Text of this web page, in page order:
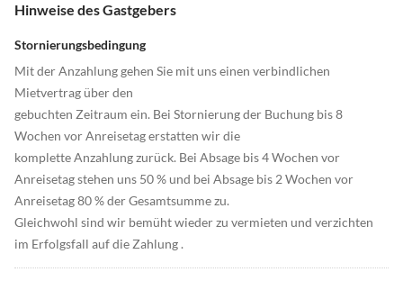
Hinweise des Gastgebers
Stornierungsbedingung
Mit der Anzahlung gehen Sie mit uns einen verbindlichen
Mietvertrag über den
gebuchten Zeitraum ein. Bei Stornierung der Buchung bis 8
Wochen vor Anreisetag erstatten wir die
komplette Anzahlung zurück. Bei Absage bis 4 Wochen vor
Anreisetag stehen uns 50 % und bei Absage bis 2 Wochen vor
Anreisetag 80 % der Gesamtsumme zu.
Gleichwohl sind wir bemüht wieder zu vermieten und verzichten
im Erfolgsfall auf die Zahlung .